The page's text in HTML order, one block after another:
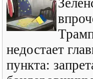
недостает
пункта: